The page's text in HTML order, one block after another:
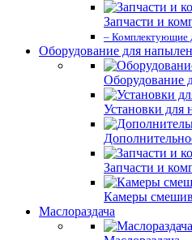
Запчасти и
– Комплектующие
Оборудование для
Оборудование
Установки
Запчасти и
Камеры
Маслораздача